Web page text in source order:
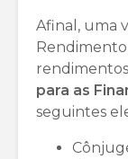
Afinal, uma
para as
seguintes